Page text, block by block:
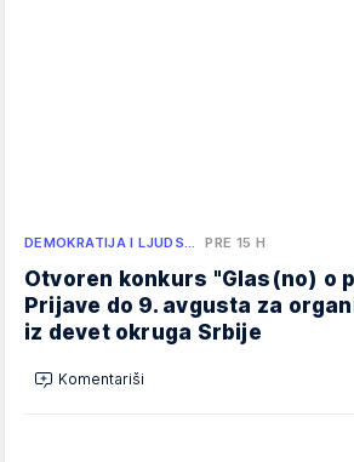
DEMOKRATIJA I LJUDS… PRE 15 H
Otvoren konkurs "Glas(no) o
Prijave do 9. avgusta za
iz devet okruga Srbije
Komentariši